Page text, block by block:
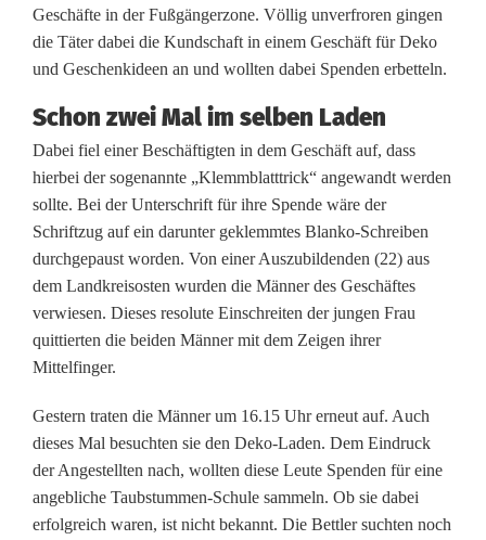
b
r
e
t
t
-
B
e
t
ü
g
e
Geschäfte in der Fußgängerzone. Völlig unverfroren gingen
die Täter dabei die Kundschaft in einem Geschäft für Deko
und Geschenkideen an und wollten dabei Spenden erbetteln.
Schon zwei Mal im selben Laden
Dabei fiel einer Beschäftigten in dem Geschäft auf, dass
hierbei der sogenannte „Klemmblatttrick“ angewandt werden
sollte. Bei der Unterschrift für ihre Spende wäre der
Schriftzug auf ein darunter geklemmtes Blanko-Schreiben
durchgepaust worden. Von einer Auszubildenden (22) aus
dem Landkreisosten wurden die Männer des Geschäftes
verwiesen. Dieses resolute Einschreiten der jungen Frau
quittierten die beiden Männer mit dem Zeigen ihrer
Mittelfinger.
Gestern traten die Männer um 16.15 Uhr erneut auf. Auch
dieses Mal besuchten sie den Deko-Laden. Dem Eindruck
der Angestellten nach, wollten diese Leute Spenden für eine
angebliche Taubstummen-Schule sammeln. Ob sie dabei
erfolgreich waren, ist nicht bekannt. Die Bettler suchten noch